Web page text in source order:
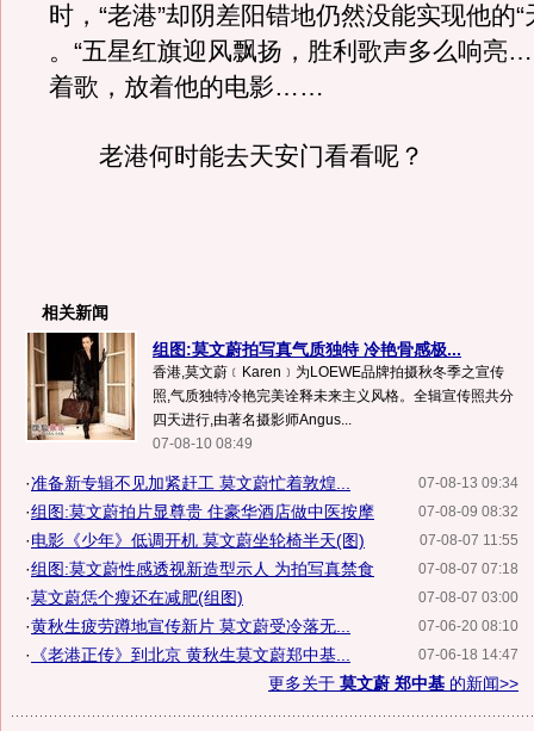
时，“老港”却阴差阳错地仍然没能实现他的“
。“五星红旗迎风飘扬，胜利歌声多么响亮
着歌，放着他的电影……
老港何时能去天安门看看呢？
相关新闻
组图:莫文蔚拍写真气质独特 冷艳骨感极...
香港,莫文蔚﹝Karen﹞为LOEWE品牌拍摄秋冬季之宣传
照,气质独特冷艳完美诠释未来主义风格。全辑宣传照共分
四天进行,由著名摄影师Angus...
07-08-10 08:49
07-08-13 09:34
·准备新专辑不见加紧赶工 莫文蔚忙着敦煌...
07-08-09 08:32
·组图:莫文蔚拍片显尊贵 住豪华酒店做中医按摩
07-08-07 11:55
·电影《少年》低调开机 莫文蔚坐轮椅半天(图)
07-08-07 07:18
·组图:莫文蔚性感透视新造型示人 为拍写真禁食
07-08-07 03:00
·莫文蔚恁个瘦还在减肥(组图)
07-06-20 08:10
·黄秋生疲劳蹲地宣传新片 莫文蔚受冷落无...
07-06-18 14:47
·
《老港正传》到北京 黄秋生莫文蔚郑中基...
更多关于 莫文蔚 郑中基 的新闻>>